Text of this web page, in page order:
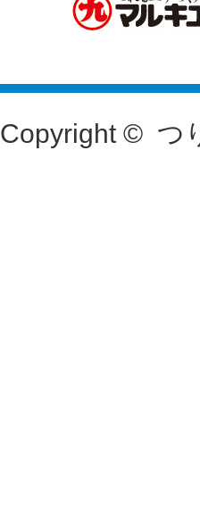
Copyright © つ